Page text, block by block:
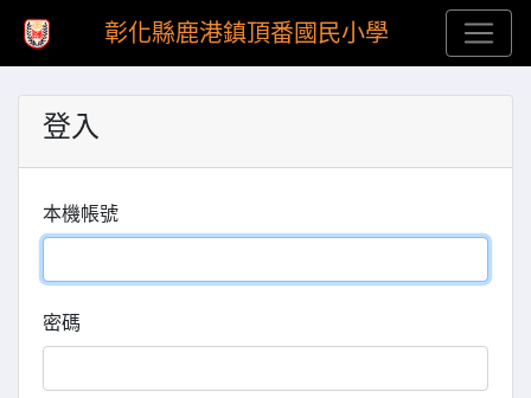
彰化縣鹿港鎮頂番國民小學
登入
本機帳號
密碼